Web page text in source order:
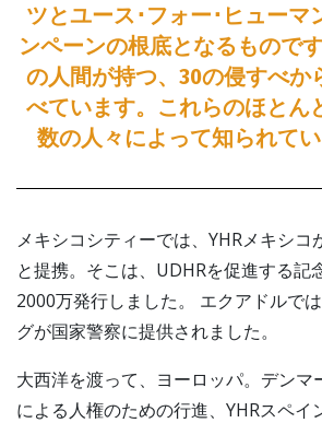
ツとユース･フォー･ヒューマ
ンペーンの根底となるもので
の人間が持つ、30の侵すべか
べています。これらのほとん
数の人々によって知られてい
メキシコシティーでは、YHRメキシコ
と提携。そこは、UDHRを促進する記
2000万発行しました。 エクアドルで
グが国家警察に提供されました。
大西洋を渡って、ヨーロッパ。デンマ
による人権のための行進、YHRスペイ